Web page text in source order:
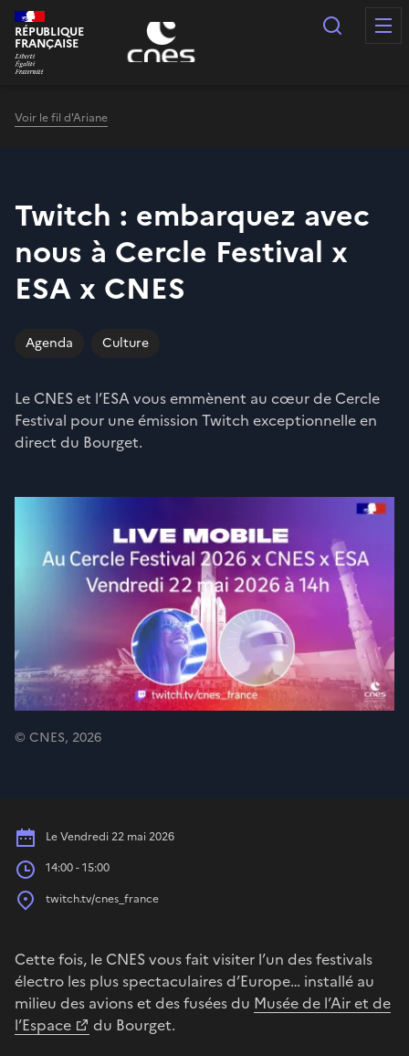
Panneau de gestion des cookies
RÉPUBLIQUE
FRANÇAISE
Voir le fil d'Ariane
Twitch : embarquez avec
nous à Cercle Festival x
ESA x CNES
Agenda Culture
Le CNES et l’ESA vous emmènent au cœur de Cercle
Festival pour une émission Twitch exceptionnelle en
direct du Bourget.
© CNES, 2026
Date
Le Vendredi 22 mai 2026
Heures14:00 - 15:00
Place
twitch.tv/cnes_france
Cette fois, le CNES vous fait visiter l’un des festivals
électro les plus spectaculaires d’Europe… installé au
milieu des avions et des fusées du Musée de l’Air et de
l’Espace
du Bourget.